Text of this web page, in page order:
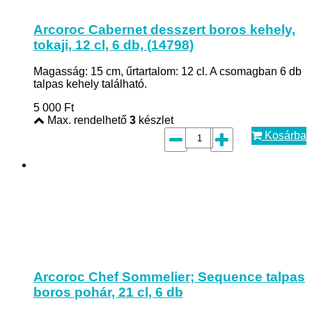
Arcoroc Cabernet desszert boros kehely,
tokaji, 12 cl, 6 db, (14798)
Magasság: 15 cm, űrtartalom: 12 cl. A csomagban 6 db
talpas kehely található.
5 000 Ft
Max. rendelhető 3 készlet
Kosárba
Arcoroc Chef Sommelier; Sequence talpas
boros pohár, 21 cl, 6 db